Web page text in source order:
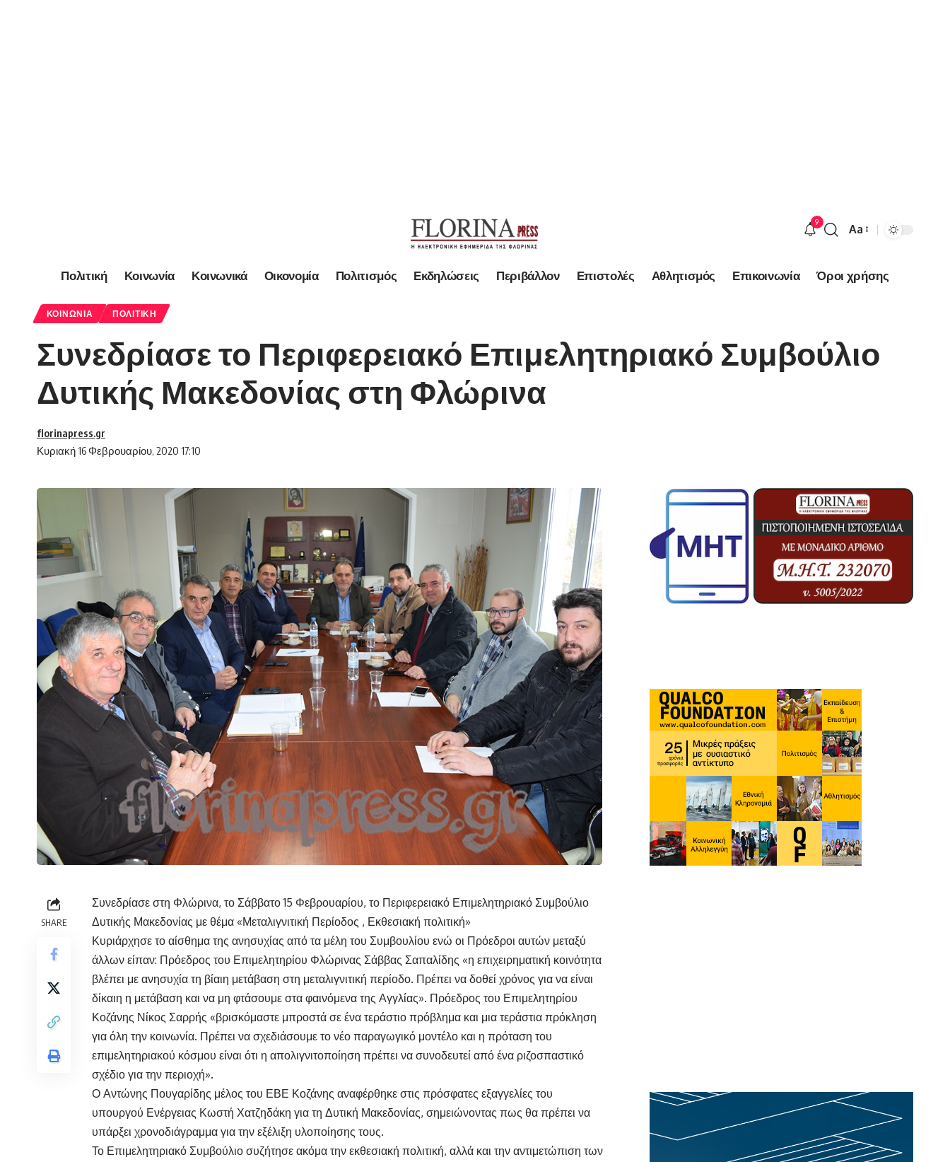
9
Font
Aa
Πολιτική Κοινωνία Κοινωνικά Οικονομία Πολιτισμός Εκδηλώσεις Περιβάλλον Επιστολές Αθλητισμός Επικοινωνία Όροι χρήσης
ΚΟΙΝΩΝΊΑ ΠΟΛΙΤΙΚΉ
Συνεδρίασε το Περιφερειακό Επιμελητηριακό Συμβούλιο
Δυτικής Μακεδονίας στη Φλώρινα
Κυριακή 16 Φεβρουαρίου, 2020 17:10
florinapress.gr
SHARE
Συνεδρίασε στη Φλώρινα, το Σάββατο 15 Φεβρουαρίου, το Περιφερειακό Επιμελητηριακό Συμβούλιο
Δυτικής Μακεδονίας με θέμα «Μεταλιγνιτική Περίοδος , Εκθεσιακή πολιτική»
Κυριάρχησε το αίσθημα της ανησυχίας από τα μέλη του Συμβουλίου ενώ οι Πρόεδροι αυτών μεταξύ
άλλων είπαν: Πρόεδρος του Επιμελητηρίου Φλώρινας Σάββας Σαπαλίδης «η επιχειρηματική κοινότητα
βλέπει με ανησυχία τη βίαιη μετάβαση στη μεταλιγνιτική περίοδο. Πρέπει να δοθεί χρόνος για να είναι
δίκαιη η μετάβαση και να μη φτάσουμε στα φαινόμενα της Αγγλίας». Πρόεδρος του Επιμελητηρίου
Κοζάνης Νίκος Σαρρής «βρισκόμαστε μπροστά σε ένα τεράστιο πρόβλημα και μια τεράστια πρόκληση
για όλη την κοινωνία. Πρέπει να σχεδιάσουμε το νέο παραγωγικό μοντέλο και η πρόταση του
επιμελητηριακού κόσμου είναι ότι η απολιγνιτοποίηση πρέπει να συνοδευτεί από ένα ριζοσπαστικό
σχέδιο για την περιοχή».
Ο Αντώνης Πουγαρίδης μέλος του ΕΒΕ Κοζάνης αναφέρθηκε στις πρόσφατες εξαγγελίες του
υπουργού Ενέργειας Κωστή Χατζηδάκη για τη Δυτική Μακεδονίας, σημειώνοντας πως θα πρέπει να
υπάρξει χρονοδιάγραμμα για την εξέλιξη υλοποίησης τους.
Το Επιμελητηριακό Συμβούλιο συζήτησε ακόμα την εκθεσιακή πολιτική, αλλά και την αντιμετώπιση των